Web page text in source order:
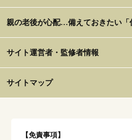
親の老後が心配…備えておきたい「
サイト運営者・監修者情報
サイトマップ
【免責事項】